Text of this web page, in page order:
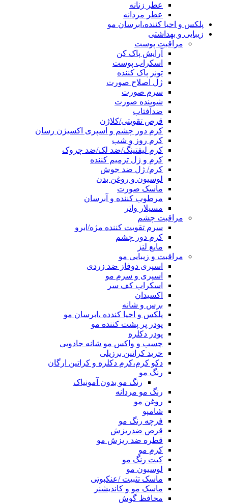
عطر زنانه
عطر مردانه
پلکس و احیا کننده،ابرسان مو
زیبایی و بهداشتی
مراقبت پوست
آرایش پاک کن
اسکراب پوست
تونر پاک کننده
ژل اصلاح صورت
سرم صورت
شوینده صورت
ضدآفتاب
قرص تقویتی/کلاژن
کرم دور چشم و اسپری اکسیژن رسان
کرم روز و شب
کرم لیفتینگ/ضد لک/ضد چروک
کرم و ژل ترمیم کننده
کرم/ ژل ضد جوش
لوسیون و روغن بدن
ماسک صورت
مرطوب کننده و آبرسان
مسیلار واتر
مراقبت چشم
سرم تقویت کننده مژه/ابرو
کرم دور چشم
مایع لنز
مراقبت و زیبایی مو
اسپری دوفاز ضد زردی
اسپری و سرم مو
اسکراب کف سر
اکسیدان
برس و شانه
پلکس و احیا کندده ،ابرسان مو
پودر پر پشت کننده مو
پودر دکلره
چسب و واکس مو شانه جادویی
خرید کراتین برزیلی
دکو کرم،کرم دکلره و کراتین ارگان
رنگ مو
رنگ مو بدون آمونیاک
رنگ مو مردانه
روغن مو
شامپو
فرچه رنگ مو
قرص ضدریزش
قطره ضد ریزش مو
کرم مو
کیت رنگ مو
لوسیون مو
ماسک تثبیت /عنکبوتی
ماسک مو و کاندیشنر
محافظ گوش